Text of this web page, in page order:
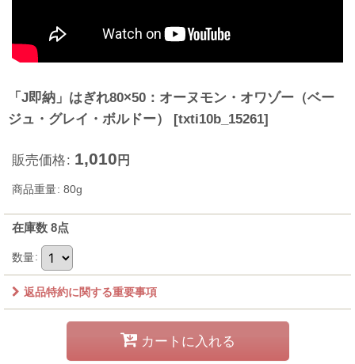
「J即納」はぎれ80×50：オーヌモン・オワゾー（ベー
ジュ・グレイ・ボルドー）
[txti10b_15261]
販売価格: 1,010 円
商品重量: 80g
在庫数 8点
数量:
返品特約に関する重要事項
カートに入れる